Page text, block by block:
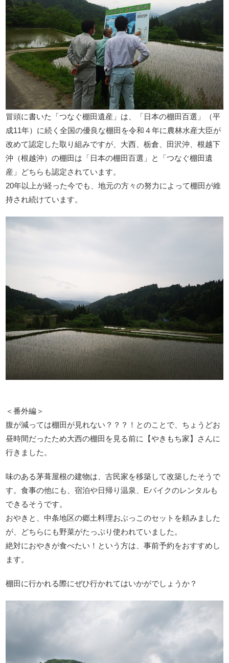
冒頭に書いた「つなぐ棚田遺産」は、「日本の棚田百選」（平
成11年）に続く全国の優良な棚田を令和４年に農林水産大臣が
改めて認定した取り組みですが、大西、栃倉、田沢沖、根越下
沖（根越沖）の棚田は「日本の棚田百選」と「つなぐ棚田遺
産」どちらも認定されています。
20年以上が経った今でも、地元の方々の努力によって棚田が維
持され続けています。
＜番外編＞
腹が減っては棚田が見れない？？？！とのことで、ちょうどお
昼時間だったため大西の棚田を見る前に【やきもち家】さんに
行きました。
味のある茅葺屋根の建物は、古民家を移築して改築したそうで
す。食事の他にも、宿泊や日帰り温泉、Eバイクのレンタルも
できるそうです。
おやきと、中条地区の郷土料理おぶっこのセットを頼みました
が、どちらにも野菜がたっぷり使われていました。
絶対におやきが食べたい！という方は、事前予約をおすすめし
ます。
棚田に行かれる際にぜひ行かれてはいかがでしょうか？